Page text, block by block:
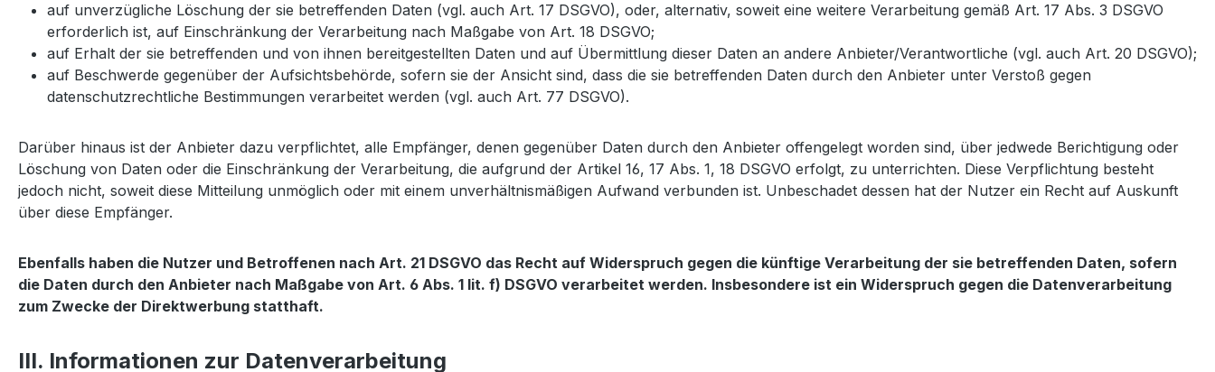
auf unverzügliche Löschung der sie betreffenden Daten (vgl. auch Art. 17 DSGVO), oder, alternativ, soweit eine weitere Verarbeitung gemäß Art. 17 Abs. 3 DSGVO
erforderlich ist, auf Einschränkung der Verarbeitung nach Maßgabe von Art. 18 DSGVO;
auf Erhalt der sie betreffenden und von ihnen bereitgestellten Daten und auf Übermittlung dieser Daten an andere Anbieter/Verantwortliche (vgl. auch Art. 20 DSGVO);
auf Beschwerde gegenüber der Aufsichtsbehörde, sofern sie der Ansicht sind, dass die sie betreffenden Daten durch den Anbieter unter Verstoß gegen
datenschutzrechtliche Bestimmungen verarbeitet werden (vgl. auch Art. 77 DSGVO).
Darüber hinaus ist der Anbieter dazu verpflichtet, alle Empfänger, denen gegenüber Daten durch den Anbieter offengelegt worden sind, über jedwede Berichtigung oder
Löschung von Daten oder die Einschränkung der Verarbeitung, die aufgrund der Artikel 16, 17 Abs. 1, 18 DSGVO erfolgt, zu unterrichten. Diese Verpflichtung besteht
jedoch nicht, soweit diese Mitteilung unmöglich oder mit einem unverhältnismäßigen Aufwand verbunden ist. Unbeschadet dessen hat der Nutzer ein Recht auf Auskunft
über diese Empfänger.
Ebenfalls haben die Nutzer und Betroffenen nach Art. 21 DSGVO das Recht auf Widerspruch gegen die künftige Verarbeitung der sie betreffenden Daten, sofern
die Daten durch den Anbieter nach Maßgabe von Art. 6 Abs. 1 lit. f) DSGVO verarbeitet werden. Insbesondere ist ein Widerspruch gegen die Datenverarbeitung
zum Zwecke der Direktwerbung statthaft.
III. Informationen zur Datenverarbeitung